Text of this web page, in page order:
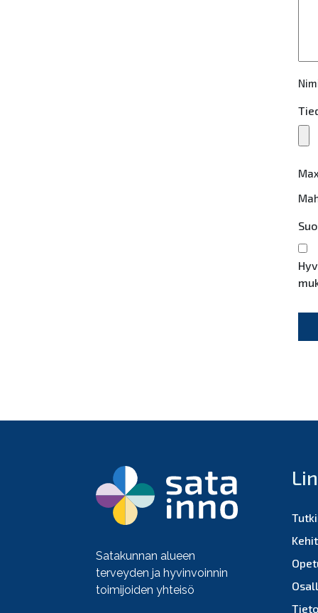
Satakunnan alueen
terveyden ja hyvinvoinnin
toimijoiden yhteisö